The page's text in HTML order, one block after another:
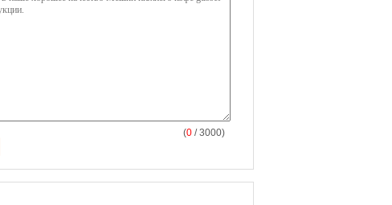
(0 / 3000)